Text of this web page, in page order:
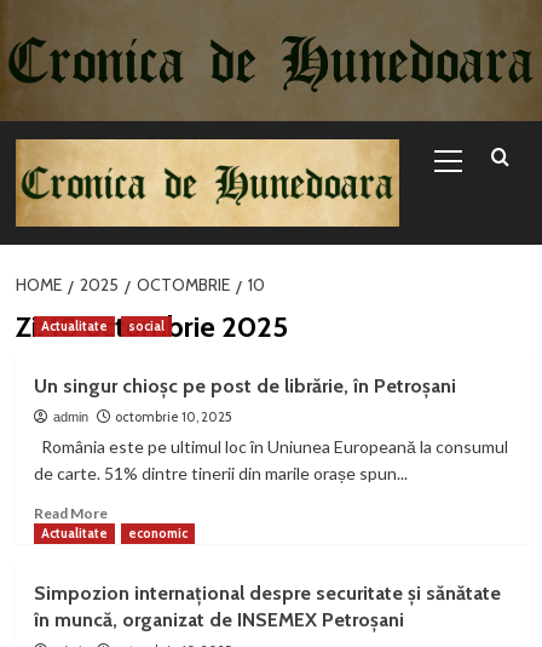
la
conținut
Menu
HOME 2025 OCTOMBRIE 10
Zi:10 octombrie 2025
Actualitate social
Un singur chioșc pe post de librărie, în Petroșani
admin octombrie 10, 2025
România este pe ultimul loc în Uniunea Europeană la consumul
de carte. 51% dintre tinerii din marile orașe spun...
Read MoreRead
more
singur
chioșc
Actualitate economic
Simpozion internațional despre securitate și sănătate
în muncă, organizat de INSEMEX Petroșani